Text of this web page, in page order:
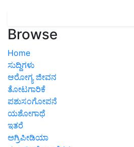
Browse
Home
ಸುದ್ದಿಗಳು
ಆರೋಗ್ಯ ಜೀವನ
ತೋಟಗಾರಿಕೆ
ಪಶುಸಂಗೋಪನೆ
ಯಶೋಗಾಥೆ
ಇತರೆ
ಅಗ್ರಿಪೀಡಿಯಾ